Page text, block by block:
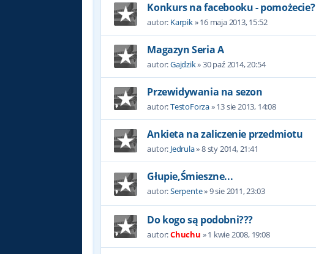
Konkurs na facebooku - pomożecie?
autor: Karpik»16 maja 2013, 15:52
Magazyn Seria A
autor:Gajdzik»30 paź 2014, 20:54
Przewidywania na sezon
autor:TestoForza»13 sie 2013, 14:08
Ankieta na zaliczenie przedmiotu
autor: Jedrula»8 sty 2014, 21:41
Głupie,Śmieszne...
autor:Serpente»9 sie 2011, 23:03
Do kogo są podobni???
autor:Chuchu »1 kwie 2008, 19:08